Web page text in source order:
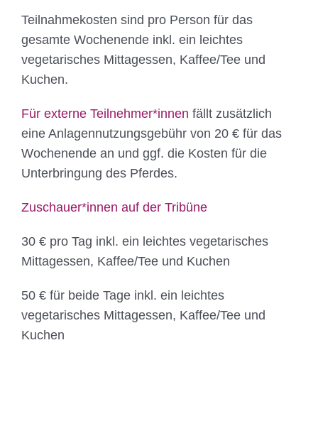
Teilnahmekosten sind pro Person für das
gesamte Wochenende inkl. ein leichtes
vegetarisches Mittagessen, Kaffee/Tee und
Kuchen.
Für externe Teilnehmer*innen fällt zusätzlich
eine Anlagennutzungsgebühr von 20 € für das
Wochenende an und ggf. die Kosten für die
Unterbringung des Pferdes.
Zuschauer*innen auf der Tribüne
30 € pro Tag inkl. ein leichtes vegetarisches
Mittagessen, Kaffee/Tee und Kuchen
50 € für beide Tageinkl. ein leichtes
vegetarisches Mittagessen, Kaffee/Tee und
Kuchen